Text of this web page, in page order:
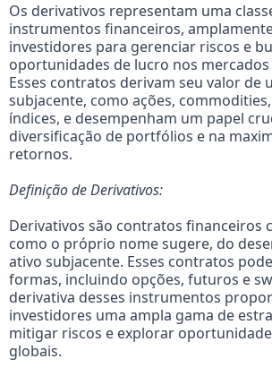
Os derivativos representam uma
instrumentos financeiros,
investidores para gerenciar riscos e
oportunidades de lucro nos
Esses contratos derivam seu valor de
subjacente, como ações,
índices, e desempenham um papel
diversificação de portfólios e na
retornos.
Definição de Derivativos:
Derivativos são contratos financeiros
como o próprio nome sugere, do
ativo subjacente. Esses contratos
formas, incluindo opções, futuros e
derivativa desses instrumentos
investidores uma ampla gama de
mitigar riscos e explorar
globais.